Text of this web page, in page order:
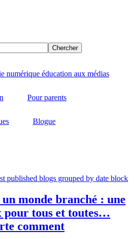
numérique éducation aux médias
Pour parents
Blogue
published blogs grouped by date block
monde branché : une
pour tous et toutes…
comment